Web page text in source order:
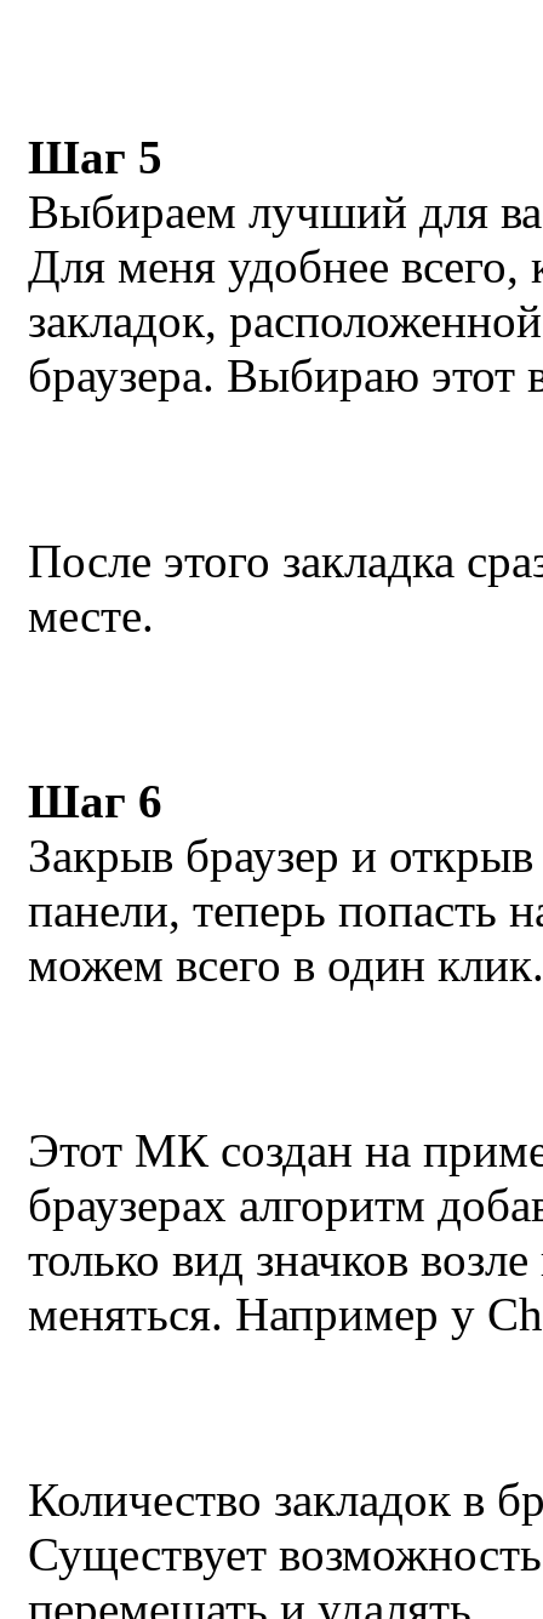
Шаг 5
Выбираем лучший для
Для меня удобнее всего,
закладок,
браузера. Выбираю этот
После этого закладка
месте.
Шаг 6
Закрыв браузер и
панели, теперь
можем всего в один клик.
Этот МК создан на
браузерах алгоритм
только вид значков
меняться. Например у
Количество закладок в
Существует